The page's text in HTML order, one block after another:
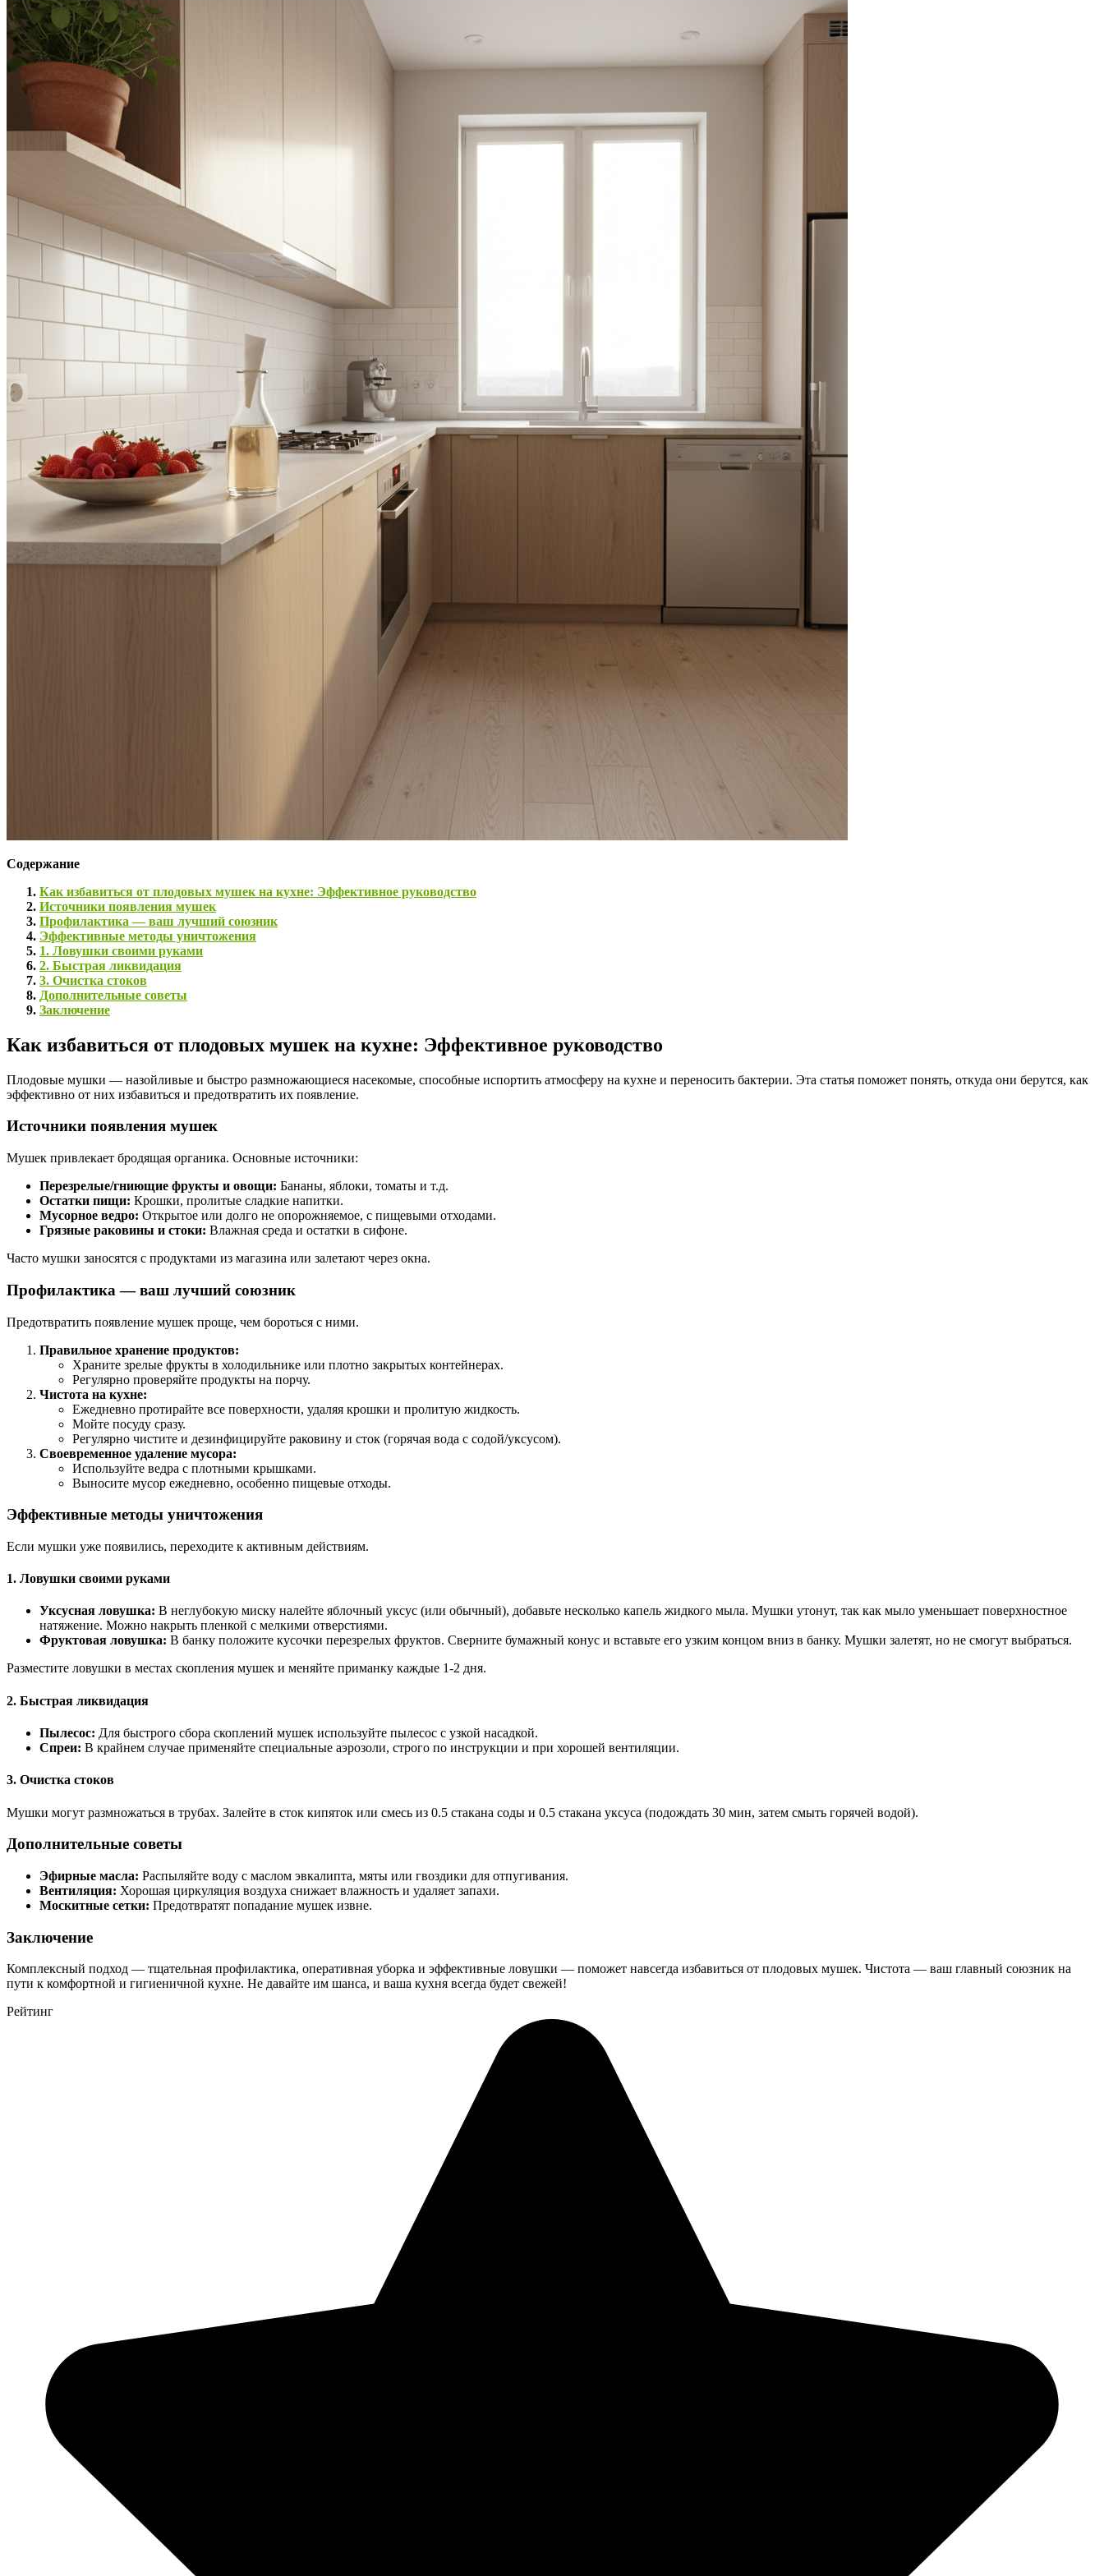
Содержание
Как избавиться от плодовых мушек на кухне: Эффективное руководство
Источники появления мушек
Профилактика — ваш лучший союзник
Эффективные методы уничтожения
1. Ловушки своими руками
2. Быстрая ликвидация
3. Очистка стоков
Дополнительные советы
Заключение
Как избавиться от плодовых мушек на кухне: Эффективное руководство
Плодовые мушки — назойливые и быстро размножающиеся насекомые, способные испортить атмосферу на кухне и переносить бактерии. Эта статья поможет понять, откуда они берутся, как
эффективно от них избавиться и предотвратить их появление.
Источники появления мушек
Мушек привлекает бродящая органика. Основные источники:
Перезрелые/гниющие фрукты и овощи: Бананы, яблоки, томаты и т.д.
Остатки пищи: Крошки, пролитые сладкие напитки.
Мусорное ведро: Открытое или долго не опорожняемое, с пищевыми отходами.
Грязные раковины и стоки: Влажная среда и остатки в сифоне.
Часто мушки заносятся с продуктами из магазина или залетают через окна.
Профилактика — ваш лучший союзник
Предотвратить появление мушек проще, чем бороться с ними.
Правильное хранение продуктов:
Храните зрелые фрукты в холодильнике или плотно закрытых контейнерах.
Регулярно проверяйте продукты на порчу.
Чистота на кухне:
Ежедневно протирайте все поверхности, удаляя крошки и пролитую жидкость.
Мойте посуду сразу.
Регулярно чистите и дезинфицируйте раковину и сток (горячая вода с содой/уксусом).
Своевременное удаление мусора:
Используйте ведра с плотными крышками.
Выносите мусор ежедневно, особенно пищевые отходы.
Эффективные методы уничтожения
Если мушки уже появились, переходите к активным действиям.
1. Ловушки своими руками
Уксусная ловушка: В неглубокую миску налейте яблочный уксус (или обычный), добавьте несколько капель жидкого мыла. Мушки утонут, так как мыло уменьшает поверхностное
натяжение. Можно накрыть пленкой с мелкими отверстиями.
Фруктовая ловушка: В банку положите кусочки перезрелых фруктов. Сверните бумажный конус и вставьте его узким концом вниз в банку. Мушки залетят, но не смогут выбраться.
Разместите ловушки в местах скопления мушек и меняйте приманку каждые 1-2 дня.
2. Быстрая ликвидация
Пылесос: Для быстрого сбора скоплений мушек используйте пылесос с узкой насадкой.
Спреи: В крайнем случае применяйте специальные аэрозоли, строго по инструкции и при хорошей вентиляции.
3. Очистка стоков
Мушки могут размножаться в трубах. Залейте в сток кипяток или смесь из 0.5 стакана соды и 0.5 стакана уксуса (подождать 30 мин, затем смыть горячей водой).
Дополнительные советы
Эфирные масла: Распыляйте воду с маслом эвкалипта, мяты или гвоздики для отпугивания.
Вентиляция: Хорошая циркуляция воздуха снижает влажность и удаляет запахи.
Москитные сетки: Предотвратят попадание мушек извне.
Заключение
Комплексный подход — тщательная профилактика, оперативная уборка и эффективные ловушки — поможет навсегда избавиться от плодовых мушек. Чистота — ваш главный союзник на
пути к комфортной и гигиеничной кухне. Не давайте им шанса, и ваша кухня всегда будет свежей!
Рейтинг